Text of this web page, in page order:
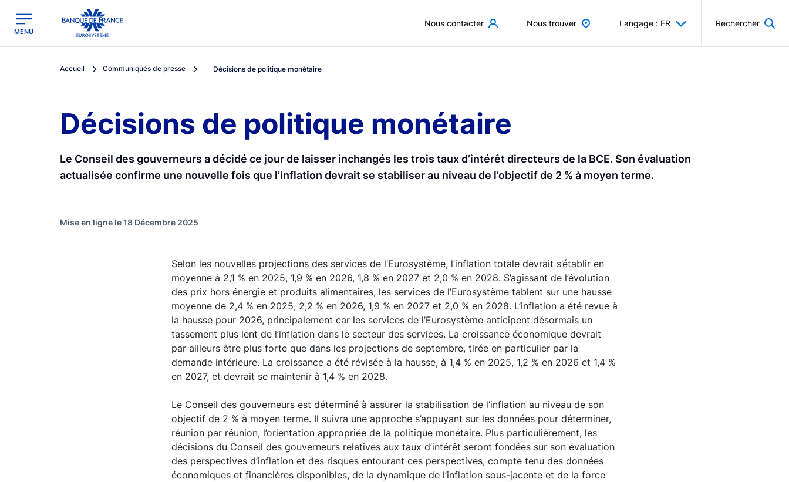
Banque de France - Menu Principal
MENU
Nous contacter Nous trouver Langage : FR Rechercher
Accueil Communiqués de presse Décisions de politique monétaire
Décisions de politique monétaire
Le Conseil des gouverneurs a décidé ce jour de laisser inchangés les trois taux d’intérêt directeurs de la BCE. Son évaluation
actualisée confirme une nouvelle fois que l’inflation devrait se stabiliser au niveau de l’objectif de 2 % à moyen terme.
Mise en ligne le 18 Décembre 2025
Selon les nouvelles projections des services de l’Eurosystème, l’inflation totale devrait s’établir en
moyenne à 2,1 % en 2025, 1,9 % en 2026, 1,8 % en 2027 et 2,0 % en 2028. S’agissant de l’évolution
des prix hors énergie et produits alimentaires, les services de l’Eurosystème tablent sur une hausse
moyenne de 2,4 % en 2025, 2,2 % en 2026, 1,9 % en 2027 et 2,0 % en 2028. L’inflation a été revue à
la hausse pour 2026, principalement car les services de l’Eurosystème anticipent désormais un
tassement plus lent de l’inflation dans le secteur des services. La croissance économique devrait
par ailleurs être plus forte que dans les projections de septembre, tirée en particulier par la
demande intérieure. La croissance a été révisée à la hausse, à 1,4 % en 2025, 1,2 % en 2026 et 1,4 %
en 2027, et devrait se maintenir à 1,4 % en 2028.
Le Conseil des gouverneurs est déterminé à assurer la stabilisation de l’inflation au niveau de son
objectif de 2 % à moyen terme. Il suivra une approche s’appuyant sur les données pour déterminer,
réunion par réunion, l’orientation appropriée de la politique monétaire. Plus particulièrement, les
décisions du Conseil des gouverneurs relatives aux taux d’intérêt seront fondées sur son évaluation
des perspectives d’inflation et des risques entourant ces perspectives, compte tenu des données
économiques et financières disponibles, de la dynamique de l’inflation sous-jacente et de la force